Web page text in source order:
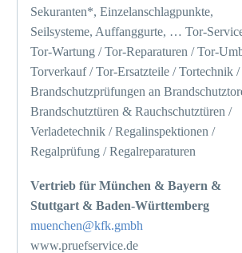
Sekuranten*, Einzelanschlagpunkte,
Seilsysteme, Auffanggurte, … Tor-
Tor-Wartung / Tor-Reparaturen / Tor-
Torverkauf / Tor-Ersatzteile / Tortechnik /
Brandschutzprüfungen an
Brandschutztüren & Rauchschutztüren /
Verladetechnik / Regalinspektionen /
Regalprüfung / Regalreparaturen
Vertrieb für München & Bayern &
Stuttgart & Baden-Württemberg
muenchen@kfk.gmbh
www.pruefservice.de